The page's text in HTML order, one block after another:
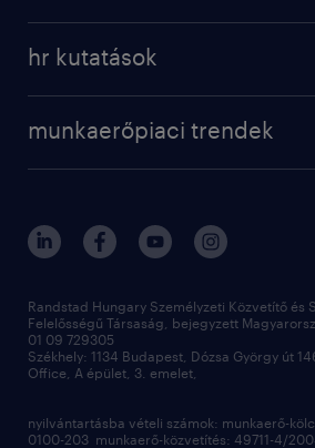
karrier tippek
kapcsolat
operational
kapcsolat
hr kutatások
employer brand research
munkaerőpiaci trendek
hr kutatások
kiválasztás
megtartás
munkahelyi teljesítmény
toborzás
munkaerőpiac
Randstad Hungary Személyzeti Közvetítő és
Felelősségű Társaság, bejegyzett
01 09 729305
Székhely: 1134 Budapest, Dózsa György út
Office, A épület, 3. emelet,
nyilvántartásba vételi számok: munkaerő-
0100-203 munkaerő-közvetítés: 49711-4/